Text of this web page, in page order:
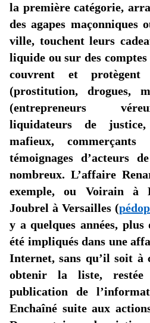
la première catégorie,
des agapes maçonniques
ville, touchent leurs
liquide ou sur des
couvrent et protègent
(prostitution, drogues,
(entrepreneurs
liquidateurs de justice,
mafieux,
témoignages d’acteurs
nombreux. L’affaire
exemple, ou Voirain à
Joubrel à Versailles (
y a quelques années,
été impliqués dans une
Internet, sans qu’il soit à
obtenir la liste, restée
publication de
Enchaîné suite aux